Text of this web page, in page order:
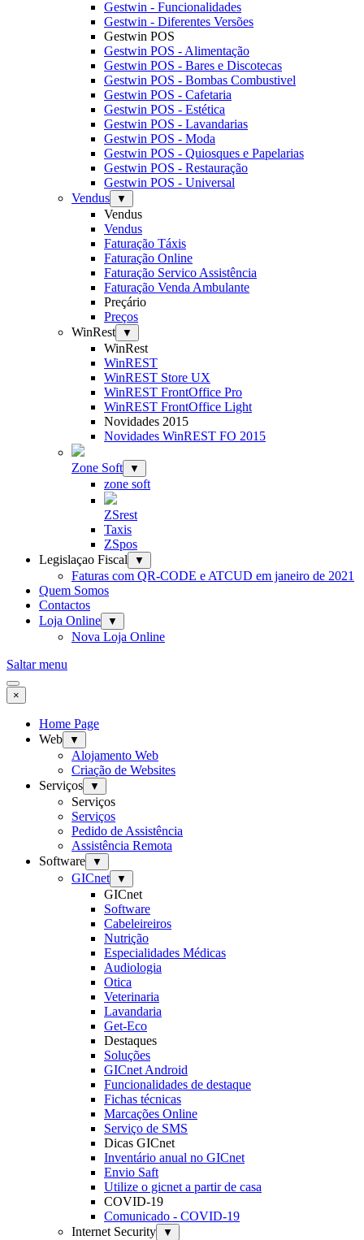
Gestwin - Funcionalidades
Gestwin - Diferentes Versões
Gestwin POS
Gestwin POS - Alimentação
Gestwin POS - Bares e Discotecas
Gestwin POS - Bombas Combustivel
Gestwin POS - Cafetaria
Gestwin POS - Estética
Gestwin POS - Lavandarias
Gestwin POS - Moda
Gestwin POS - Quiosques e Papelarias
Gestwin POS - Restauração
Gestwin POS - Universal
Vendus
▼
Vendus
Vendus
Faturação Táxis
Faturação Online
Faturação Servico Assistência
Faturação Venda Ambulante
Preçário
Preços
WinRest
▼
WinRest
WinREST
WinREST Store UX
WinREST FrontOffice Pro
WinREST FrontOffice Light
Novidades 2015
Novidades WinREST FO 2015
Zone Soft ▼
zone soft
ZSrest
Taxis
ZSpos
Legislaçao Fiscal
▼
Faturas com QR-CODE e ATCUD em janeiro de 2021
Quem Somos
Contactos
Loja Online
▼
Nova Loja Online
Saltar menu
×
Home Page
Web
▼
Alojamento Web
Criação de Websites
Serviços
▼
Serviços
Serviços
Pedido de Assistência
Assistência Remota
Software
▼
GICnet ▼
GICnet
Software
Cabeleireiros
Nutrição
Especialidades Médicas
Audiologia
Otica
Veterinaria
Lavandaria
Get-Eco
Destaques
Soluções
GICnet Android
Funcionalidades de destaque
Fichas técnicas
Marcações Online
Serviço de SMS
Dicas GICnet
Inventário anual no GICnet
Envio Saft
Utilize o gicnet a partir de casa
COVID-19
Comunicado - COVID-19
Internet Security
▼